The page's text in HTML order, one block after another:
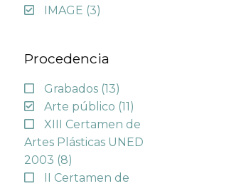
IMAGE (3)
Procedencia
Grabados (13)
Arte público (11)
XIII Certamen de
Artes Plásticas UNED
2003 (8)
II Certamen de